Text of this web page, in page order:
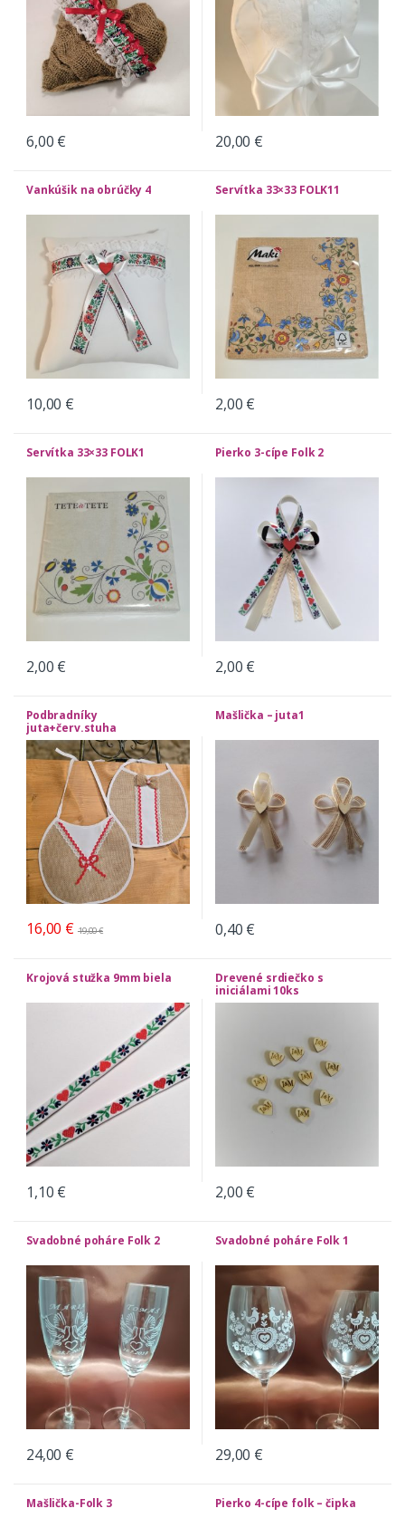
6,00 € 20,00 €
Vankúšik na obrúčky 4
10,00 €
Servítka 33×33 FOLK11
2,00 €
Servítka 33×33 FOLK1
2,00 €
Pierko 3-cípe Folk 2
2,00 €
Podbradníky
juta+červ.stuha
16,00 € 19,00€
Mašlička – juta1
0,40 €
Krojová stužka 9mm biela
1,10 €
Drevené srdiečko s
iniciálami 10ks
2,00 €
Svadobné poháre Folk 2
24,00 €
Svadobné poháre Folk 1
29,00 €
Mašlička-Folk 3 Pierko 4-cípe folk – čipka